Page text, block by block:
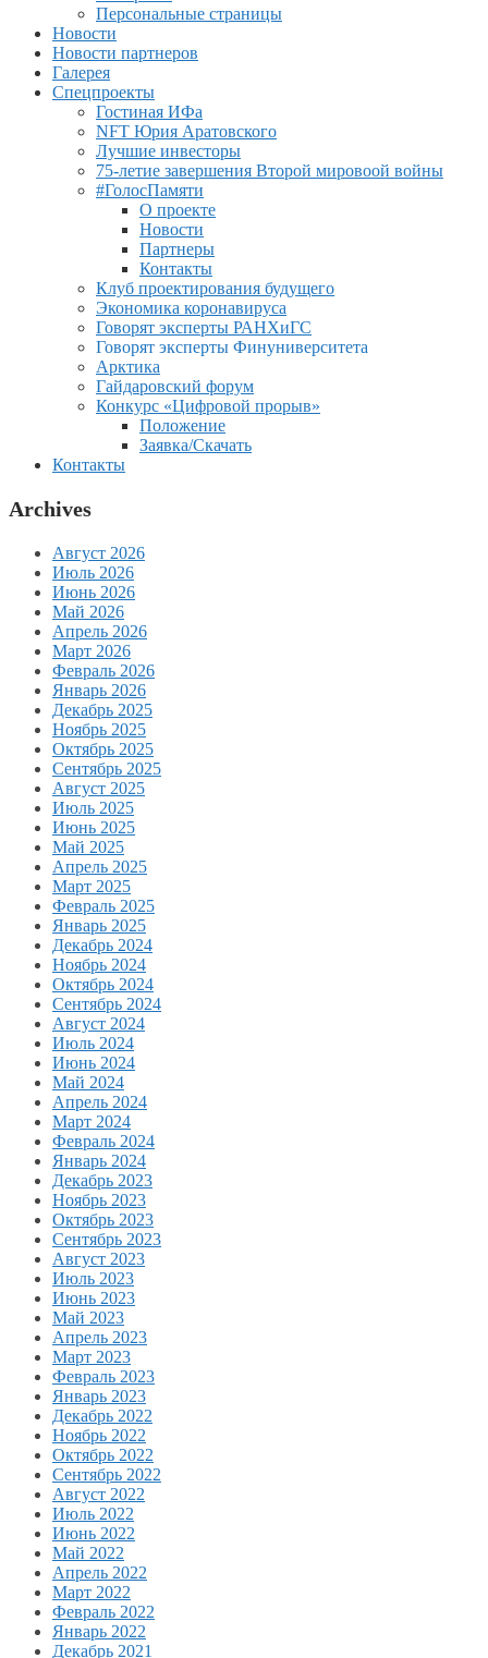
Персональные страницы
Новости
Новости партнеров
Галерея
Спецпроекты
Гостиная ИФа
NFT Юрия Аратовского
Лучшие инвесторы
75-летие завершения Второй мировоой войны
#ГолосПамяти
О проекте
Новости
Партнеры
Контакты
Клуб проектирования будущего
Экономика коронавируса
Говорят эксперты РАНХиГС
Говорят эксперты Финуниверситета
Арктика
Гайдаровский форум
Конкурс «Цифровой прорыв»
Положение
Заявка/Скачать
Контакты
Archives
Август 2026
Июль 2026
Июнь 2026
Май 2026
Апрель 2026
Март 2026
Февраль 2026
Январь 2026
Декабрь 2025
Ноябрь 2025
Октябрь 2025
Сентябрь 2025
Август 2025
Июль 2025
Июнь 2025
Май 2025
Апрель 2025
Март 2025
Февраль 2025
Январь 2025
Декабрь 2024
Ноябрь 2024
Октябрь 2024
Сентябрь 2024
Август 2024
Июль 2024
Июнь 2024
Май 2024
Апрель 2024
Март 2024
Февраль 2024
Январь 2024
Декабрь 2023
Ноябрь 2023
Октябрь 2023
Сентябрь 2023
Август 2023
Июль 2023
Июнь 2023
Май 2023
Апрель 2023
Март 2023
Февраль 2023
Январь 2023
Декабрь 2022
Ноябрь 2022
Октябрь 2022
Сентябрь 2022
Август 2022
Июль 2022
Июнь 2022
Май 2022
Апрель 2022
Март 2022
Февраль 2022
Январь 2022
Декабрь 2021